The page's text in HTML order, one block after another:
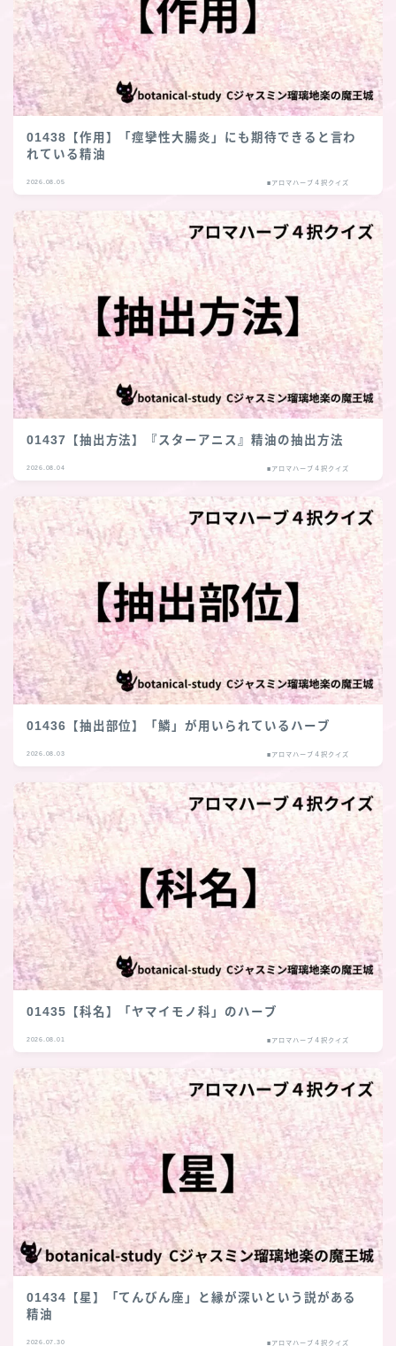
01438【作用】「痙攣性大腸炎」にも期待できると言わ
れている精油
2026.08.05 ■アロマハーブ４択クイズ
01437【抽出方法】『スターアニス』精油の抽出方法
2026.08.04 ■アロマハーブ４択クイズ
01436【抽出部位】「鱗」が用いられているハーブ
2026.08.03 ■アロマハーブ４択クイズ
01435【科名】「ヤマイモノ科」のハーブ
2026.08.01 ■アロマハーブ４択クイズ
01434【星】「てんびん座」と縁が深いという説がある
精油
2026.07.30 ■アロマハーブ４択クイズ